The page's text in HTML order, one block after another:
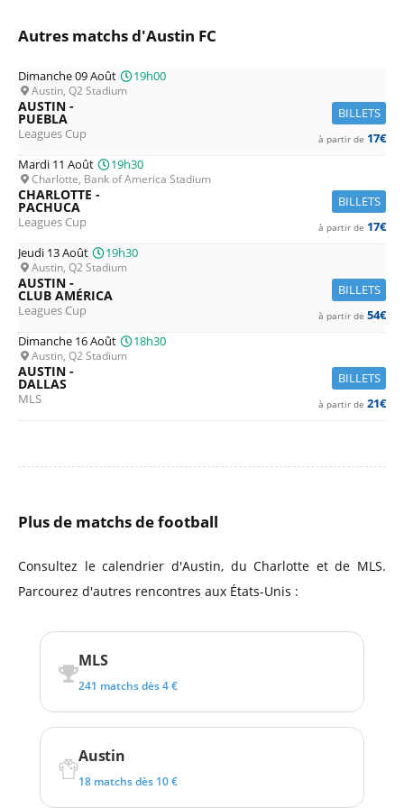
Autres matchs d'Austin FC
Dimanche 09 Août 19h00
Austin, Q2 Stadium
BILLETS
AUSTIN -
PUEBLA
Leagues Cup à partir de 17€
Mardi 11 Août
19h30
Charlotte, Bank of America Stadium
BILLETS
CHARLOTTE -
PACHUCA
Leagues Cup à partir de 17€
Jeudi 13 Août
19h30
Austin, Q2 Stadium
BILLETS
AUSTIN -
CLUB AMÉRICA
Leagues Cup à partir de 54€
Dimanche 16 Août
18h30
Austin, Q2 Stadium
BILLETS
AUSTIN -
DALLAS
MLS à partir de 21€
Plus de matchs de football
Consultez le calendrier d'Austin, du Charlotte et de MLS.
Parcourez d'autres rencontres aux États-Unis :
MLS
241 matchs dès 4 €
Austin
18 matchs dès 10 €